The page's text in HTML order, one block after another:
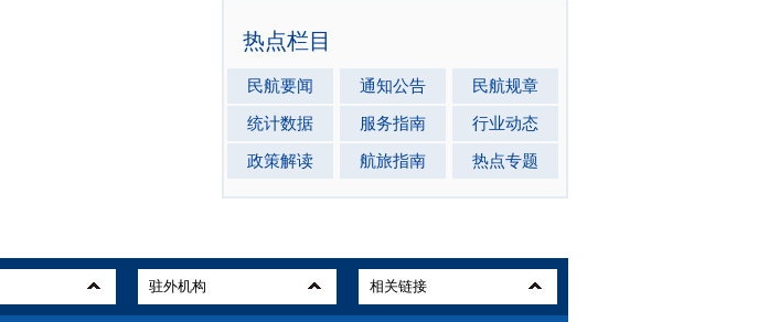
热点栏目
民航要闻 通知公告
民航规章
统计数据
服务指南
行业动态
政策解读
航旅指南 热点专题